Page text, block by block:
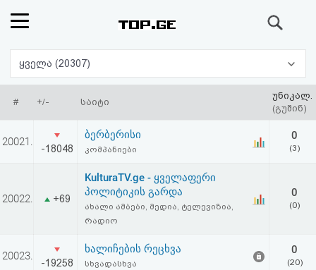
რეიტინგი
(მთავარი)
ფოსტა
ავტორიზაცია
რეგისტრაცია
ყველა (20307)
# +/- საიტი
უნიკალ.
(გუშინ)
20021.
-18048
ბერბერისი
კომპანიები
0
(3)
20022. +69
KulturaTV.ge - ყველაფერი
პოლიტიკის გარდა
ახალი ამბები, მედია, ტელევიზია,
რადიო
0
(0)
20023.
-19258
ხალიჩების რეცხვა
სხვადასხვა
0
(20)